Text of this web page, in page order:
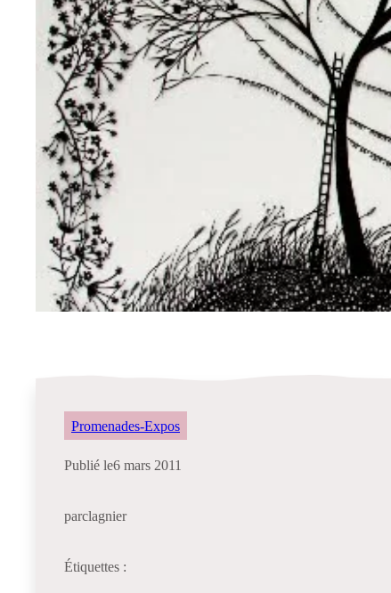
Promenades-Expos
Publié le6 mars 2011
parclagnier
Étiquettes :